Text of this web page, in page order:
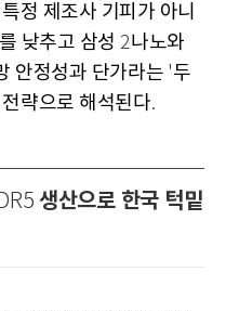
정 제조사 기피가 아니
낮추고 삼성 2나노와
안정성과 단가라는 '두
략으로 해석된다.
생산으로 한국 턱밑